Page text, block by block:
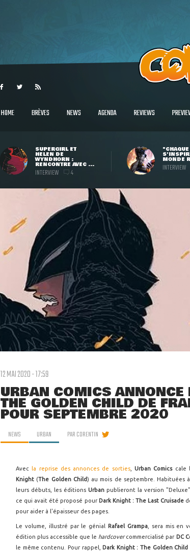
HOME BRÈVES NEWS AGENDA REVIEWS
SUPERGIRL ET
HELEN DE
WYNDHORN :
RENCONTRE AVEC ...
INTERVIEW 4
MONDE
INTERVIEW
12 MAI 2020 - 17:59
URBAN COMICS
THE GOLDEN CHILD DE
POUR SEPTEMBRE 2020
NEWS URBAN PARCORENTIN
Avec la reprise des annonces de sorties,Urban Comicscale
Knight (The Golden Child) au mois de septembre. Habituées
leurs débuts, les éditions Urbanpublieront la version
ce qui avait été proposé pour Dark Knight : The Last Cruisade
pour aider à l'épaisseur des pages.
Le volume, illustré par le génial Rafael Grampa, sera mis en
édition plus accessible que le hardcovercommercialisé par DC
le même contenu. Pour rappel, Dark Knight : The Golden Child